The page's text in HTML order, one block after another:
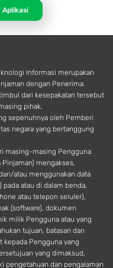
Aplikasi
Informasi merupakan
dengan Penerima
dari kesepakatan tersebut
pihak.
sepenuhnya oleh Pemberi
negara yang bertanggung
masing-masing Pengguna
mengakses,
atau menggunakan data
pada atau di dalam benda,
atau telepon seluler),
(software), dokumen
milik Pengguna atau yang
tujuan, batasan dan
kepada Pengguna yang
yang dimaksud.
pengetahuan dan pengalaman